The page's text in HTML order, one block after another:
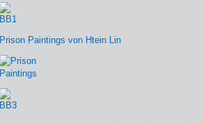
Prison Paintings von Htein Lin